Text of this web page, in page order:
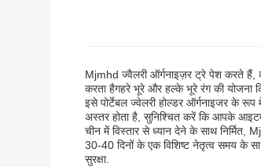
Mjmhd ज्वैलरी ऑर्गनाइज़र ट्रे पेश करते हैं,
करता हैगहरे भूरे और हल्के भूरे रंग की योजना
इसे पोर्टेबल ज्वेलरी होल्डर ऑर्गनाइजर के
अस्तर होता है, सुनिश्चित करें कि आपके
चीन में विस्तार से ध्यान देने के साथ निर्मित,
30-40 दिनों के एक विशिष्ट नेतृत्व समय के
सुरक्षा.